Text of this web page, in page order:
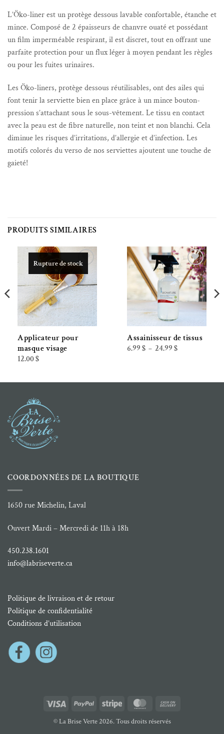
L’Öko-liner est un protège dessous lavable confortable, étanche et
mince. Composé de 2 épaisseurs de chanvre ouaté et possédant
un film imperméable respirant, il est discret, tout en offrant une
parfaite protection pour un flux léger à moyen pendant les règles
ou pour les fuites urinaires.
Les Öko-liners, protège dessous réutilisables, ont des ailes qui
font tenir la serviette bien en place grâce à un mince bouton-
pression s’attachant sous le sous-vêtement. Le tissu en contact
avec la peau est de fibre naturelle, non teint et non blanchi. Cela
diminue les risques d’irritations, d’allergie et d’infection. Les
motifs colorés du verso de nos serviettes ajoutent une touche de
gaieté!
PRODUITS SIMILAIRES
Rupture de stock
Applicateur pour
masque visage
12.00$
Ajouter à la liste de souhaits
Assainisseur de tissus
6.99 $ – 24.99 $Plage
COORDONNÉES DE LA BOUTIQUE
1650 rue Michelin, Laval
Ouvert Mardi – Mercredi de 11h à 18h
450.238.1601
info@labriseverte.ca
Politique de livraison et de retour
Politique de confidentialité
Conditions d’utilisation
Visa PayPal Stripe MasterCard
© La Brise Verte 2026. Tous droits réservés